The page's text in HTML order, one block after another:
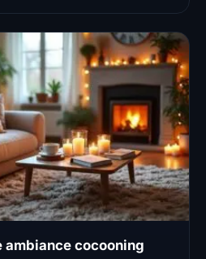
ambiance cocooning